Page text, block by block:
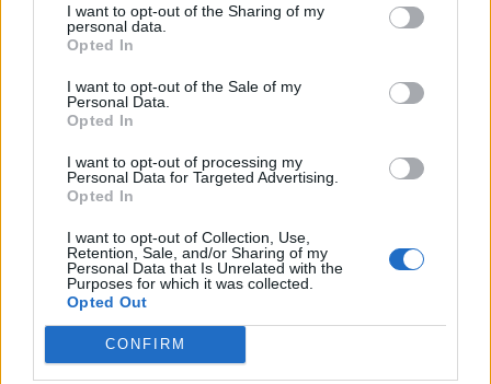
I want to opt-out of the Sharing of my
personal data.
Opted In
I want to opt-out of the Sale of my
Personal Data.
Opted In
I want to opt-out of processing my
Personal Data for Targeted Advertising.
Opted In
I want to opt-out of Collection, Use,
Retention, Sale, and/or Sharing of my
Personal Data that Is Unrelated with the
Purposes for which it was collected.
Opted Out
CONFIRM
Ktoré chyby vás pri štarte e-shopu vyjdú zbytočne
draho?
Recent Comments
Žiadne komentáre na zobrazenie.
Archives
júl 2026
február 2026
január 2026